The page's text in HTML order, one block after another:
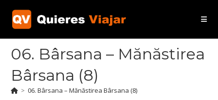
contenido
06. Bârsana – Mănăstirea
Bârsana (8)
> 06. Bârsana – Mănăstirea Bârsana (8)